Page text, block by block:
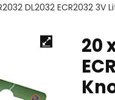
DL2032 ECR2032
20